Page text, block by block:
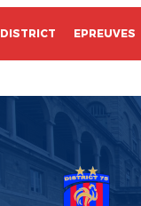
DISTRICT EPREUVES